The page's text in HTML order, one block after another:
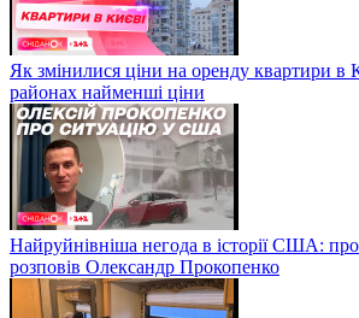
Як змінилися ціни на оренду квартири в
районах найменші ціни
Найруйнівніша негода в історії США: про
розповів Олександр Прокопенко